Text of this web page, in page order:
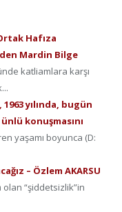
Hafıza
Mardin Bilge
katliamlara karşı
yılında, bugün
konuşmasını
yaşamı boyunca (D:
– Özlem AKARSU
“şiddetsizlik”in